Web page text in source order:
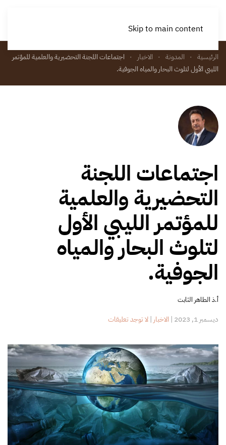
Skip to main content
الرئيسية المدونة الاخبار
اجتماعات اللجنة التحضيرية والعلمية للمؤتمر
الليبي الأول لتلوث البحار والمياه الجوفية.
اجتماعات اللجنة
التحضيرية والعلمية
للمؤتمر الليبي الأول
لتلوث البحار والمياه
الجوفية.
أ.ذ الطاهر الثابت
ديسمبر 1, 2023 | الاخبار |لا توجد تعليقاتعلى
التحضيرية
والعلمية
للمؤتمر
الليبي
الأول
لتلوث
البحار
والمياه
الجوفية.